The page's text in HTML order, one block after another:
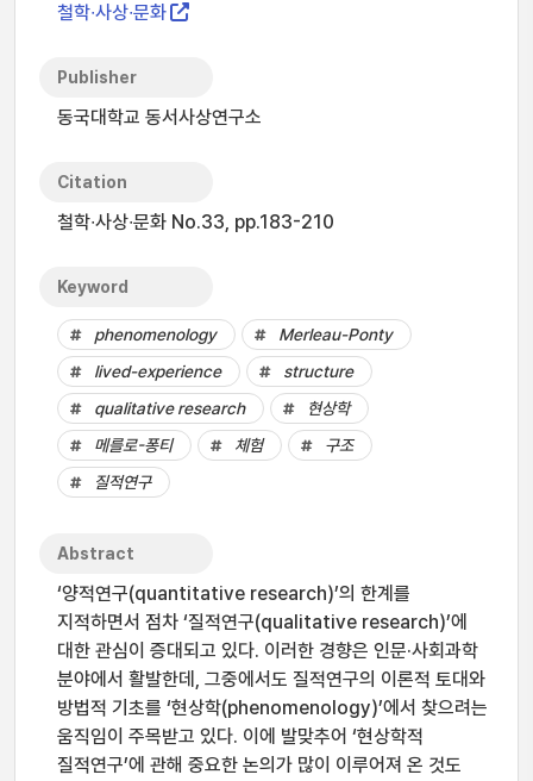
철학∙사상∙문화
Publisher
동국대학교 동서사상연구소
Citation
철학∙사상∙문화 No.33, pp.183-210
Keyword
phenomenology
Merleau-Ponty
lived-experience
structure
qualitative research
현상학
메를로-퐁티
체험
구조
질적연구
Abstract
‘양적연구(quantitative research)’의 한계를
지적하면서 점차 ‘질적연구(qualitative research)’에
대한 관심이 증대되고 있다. 이러한 경향은 인문·사회과학
분야에서 활발한데, 그중에서도 질적연구의 이론적 토대와
방법적 기초를 ‘현상학(phenomenology)’에서 찾으려는
움직임이 주목받고 있다. 이에 발맞추어 ‘현상학적
질적연구’에 관해 중요한 논의가 많이 이루어져 온 것도